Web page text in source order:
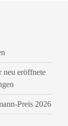
neu eröffnete
Preis 2026